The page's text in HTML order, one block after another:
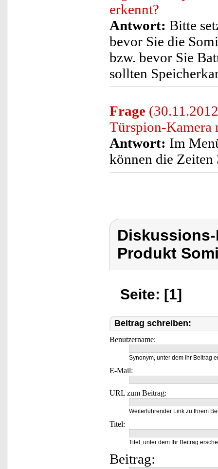
erkennt?
Antwort: Bitte
bevor Sie die
bzw. bevor Sie
sollten
Frage
Türspion-Kamera
Antwort: Im
können die Zeiten
Produkt
Seite: [1]
Beitrag schreiben:
Benutzername:
Synonym, unter dem Ihr Beitrag
E-Mail:
URL zum Beitrag:
Weiterführender Link zu Ihrem
Titel:
Titel, unter dem Ihr Beitrag
Beitrag: